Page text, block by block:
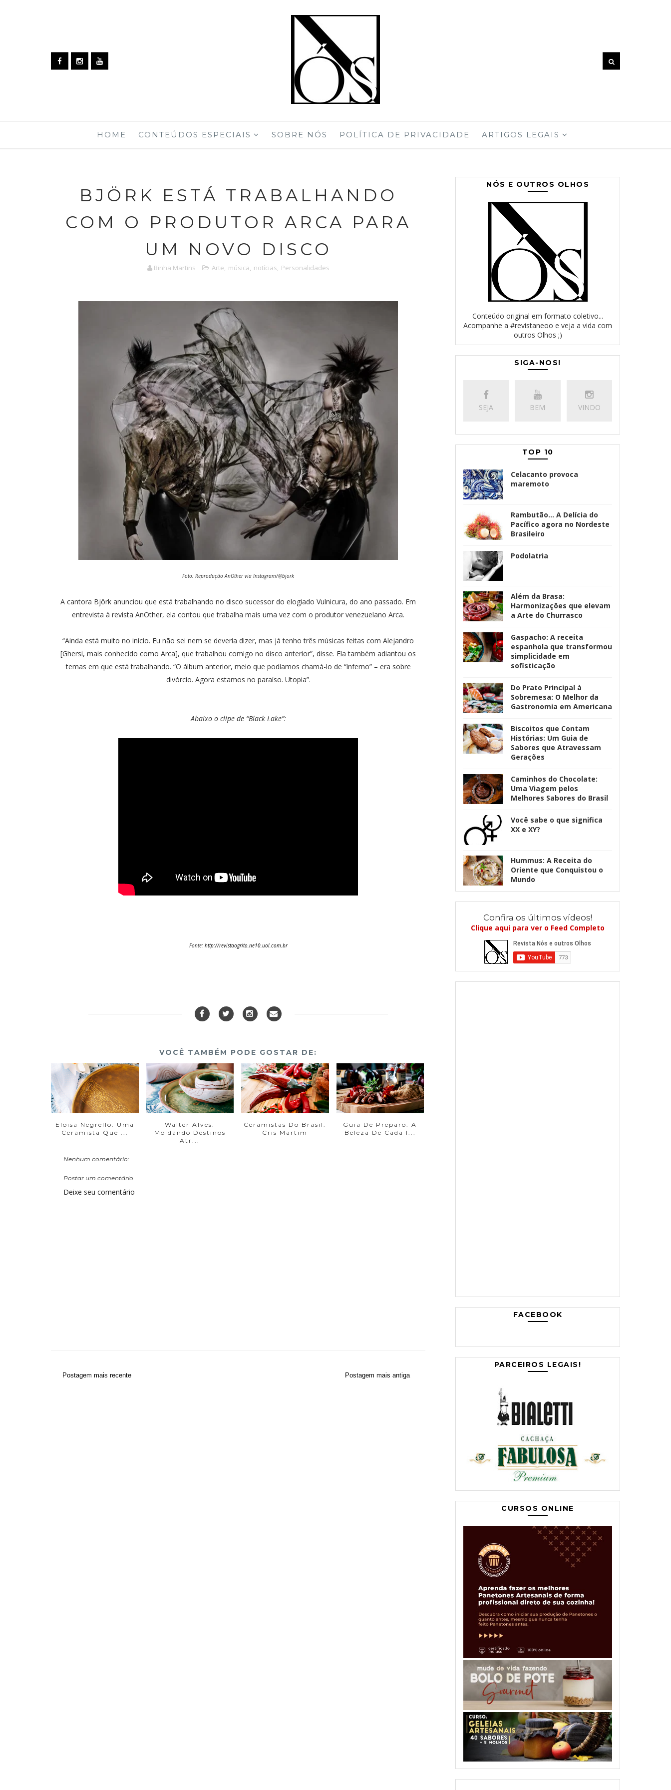
HOME CONTEÚDOS ESPECIAIS SOBRE NÓS POLÍTICA DE PRIVACIDADE ARTIGOS LEGAIS
BJÖRK ESTÁ TRABALHANDO
COM O PRODUTOR ARCA PARA
UM NOVO DISCO
Binha Martins Arte, música, notícias, Personalidades
Foto: Reprodução AnOther via Instagram/@bjork
A cantora Björk anunciou que está trabalhando no disco sucessor do elogiado Vulnicura, do ano passado. Em
entrevista à revista AnOther, ela contou que trabalha mais uma vez com o produtor venezuelano Arca.
“Ainda está muito no início. Eu não sei nem se deveria dizer, mas já tenho três músicas feitas com Alejandro
[Ghersi, mais conhecido como Arca], que trabalhou comigo no disco anterior”, disse. Ela também adiantou os
temas em que está trabalhando. “O álbum anterior, meio que podíamos chamá-lo de “inferno” – era sobre
divórcio. Agora estamos no paraíso. Utopia”.
Abaixo o clipe de “Black Lake”:
Fonte: http://revistaogrito.ne10.uol.com.br
VOCÊ TAMBÉM PODE GOSTAR DE:
Eloisa Negrello: Uma
Ceramista Que ...
Walter Alves:
Moldando Destinos
Atr...
Ceramistas Do Brasil:
Cris Martim
Guia De Preparo: A
Beleza De Cada I...
Nenhum comentário:
Postar um comentário
Deixe seu comentário
Postagem mais recente Postagem mais antiga
NÓS E OUTROS OLHOS
Conteúdo original em formato coletivo...
Acompanhe a #revistaneoo e veja a vida com
outros Olhos ;)
SIGA-NOS!
SEJA BEM VINDO
TOP 10
Celacanto provoca
maremoto
Rambutão... A Delícia do
Pacífico agora no Nordeste
Brasileiro
Podolatria
Além da Brasa:
Harmonizações que elevam
a Arte do Churrasco
Gaspacho: A receita
espanhola que transformou
simplicidade em
sofisticação
Do Prato Principal à
Sobremesa: O Melhor da
Gastronomia em Americana
Biscoitos que Contam
Histórias: Um Guia de
Sabores que Atravessam
Gerações
Caminhos do Chocolate:
Uma Viagem pelos
Melhores Sabores do Brasil
Você sabe o que significa
XX e XY?
Hummus: A Receita do
Oriente que Conquistou o
Mundo
Confira os últimos vídeos!
Clique aqui para ver o Feed Completo
FACEBOOK
PARCEIROS LEGAIS!
CURSOS ONLINE